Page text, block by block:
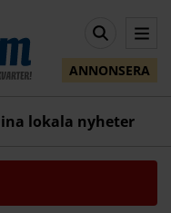
ANNONSERA
lokala nyheter